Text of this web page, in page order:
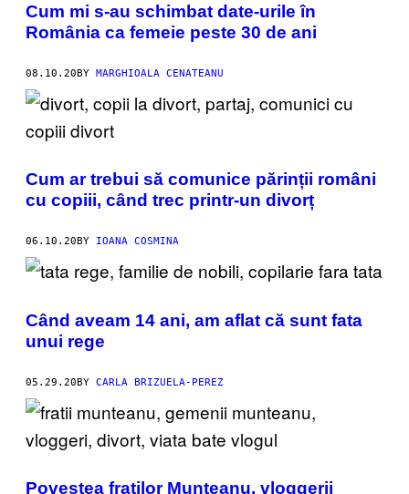
Cum mi s-au schimbat date-urile în
România ca femeie peste 30 de ani
08.10.20BY MARGHIOALA CENATEANU
Cum ar trebui să comunice părinții români
cu copiii, când trec printr-un divorț
06.10.20 BY IOANA COSMINA
Când aveam 14 ani, am aflat că sunt fata
unui rege
05.29.20BY CARLA BRIZUELA-PEREZ
Povestea fraților Munteanu, vloggerii